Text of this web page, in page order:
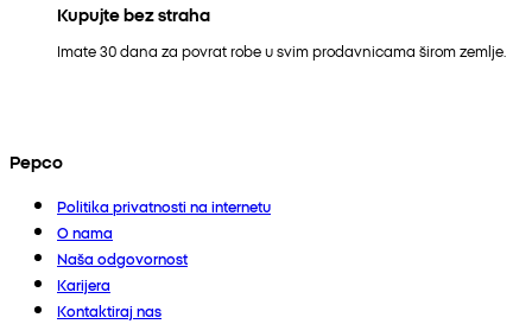
Kupujte bez straha
Imate 30 dana za povrat robe u svim prodavnicama širom zemlje.
Pepco
Politika privatnosti na internetu
O nama
Naša odgovornost
Karijera
Kontaktiraj nas